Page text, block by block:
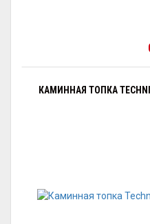
КАМИННАЯ ТОПКА